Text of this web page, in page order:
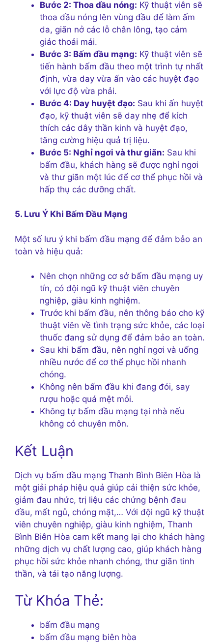
Bước 2: Thoa dầu nóng: Kỹ thuật viên sẽ
thoa dầu nóng lên vùng đầu để làm ấm
da, giãn nở các lỗ chân lông, tạo cảm
giác thoải mái.
Bước 3: Bấm đầu mạng: Kỹ thuật viên sẽ
tiến hành bấm đầu theo một trình tự nhất
định, vừa day vừa ấn vào các huyệt đạo
với lực độ vừa phải.
Bước 4: Day huyệt đạo: Sau khi ấn huyệt
đạo, kỹ thuật viên sẽ day nhẹ để kích
thích các dây thần kinh và huyệt đạo,
tăng cường hiệu quả trị liệu.
Bước 5: Nghỉ ngơi và thư giãn: Sau khi
bấm đầu, khách hàng sẽ được nghỉ ngơi
và thư giãn một lúc để cơ thể phục hồi và
hấp thụ các dưỡng chất.
5. Lưu Ý Khi Bấm Đầu Mạng
Một số lưu ý khi bấm đầu mạng để đảm bảo an
toàn và hiệu quả:
Nên chọn những cơ sở bấm đầu mạng uy
tín, có đội ngũ kỹ thuật viên chuyên
nghiệp, giàu kinh nghiệm.
Trước khi bấm đầu, nên thông báo cho kỹ
thuật viên về tình trạng sức khỏe, các loại
thuốc đang sử dụng để đảm bảo an toàn.
Sau khi bấm đầu, nên nghỉ ngơi và uống
nhiều nước để cơ thể phục hồi nhanh
chóng.
Không nên bấm đầu khi đang đói, say
rượu hoặc quá mệt mỏi.
Không tự bấm đầu mạng tại nhà nếu
không có chuyên môn.
Kết Luận
Dịch vụ bấm đầu mạng Thanh Bình Biên Hòa là
một giải pháp hiệu quả giúp cải thiện sức khỏe,
giảm đau nhức, trị liệu các chứng bệnh đau
đầu, mất ngủ, chóng mặt,… Với đội ngũ kỹ thuật
viên chuyên nghiệp, giàu kinh nghiệm, Thanh
Bình Biên Hòa cam kết mang lại cho khách hàng
những dịch vụ chất lượng cao, giúp khách hàng
phục hồi sức khỏe nhanh chóng, thư giãn tinh
thần, và tái tạo năng lượng.
Từ Khóa Thẻ:
bấm đầu mạng
bấm đầu mạng biên hòa